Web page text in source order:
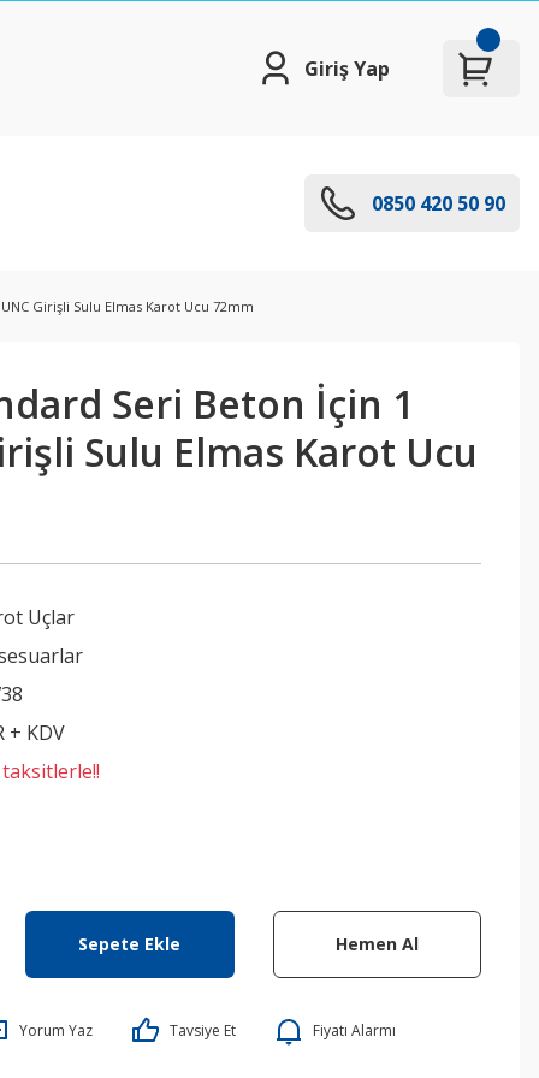
Giriş Yap
0850 420 50 90
Girişli Sulu Elmas Karot Ucu 72mm
Seri Beton İçin 1
Sulu Elmas Karot Ucu
Uçlar
+ KDV
Sepete Ekle Hemen Al
Yorum Yaz Tavsiye Et Fiyatı Alarmı